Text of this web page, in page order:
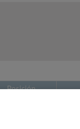
Posición